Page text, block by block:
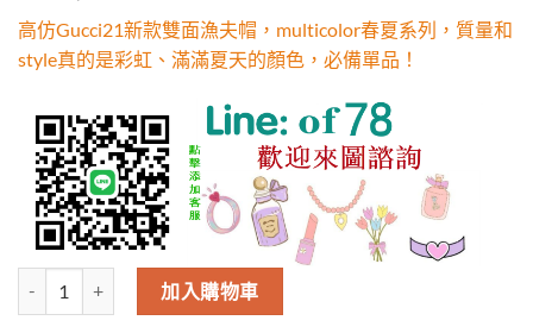
分
高仿Gucci21新款雙面漁夫帽，multicolor春夏系列，質量和
style真的是彩虹、滿滿夏天的顏色，必備單品！
高仿Gucci21新款雙面漁夫帽，multicolor春夏系列，質量和style真
加入購物車